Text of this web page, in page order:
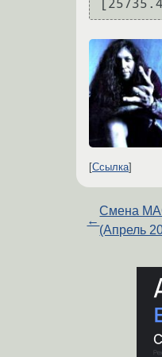
Ссылка
←
Смена
(Апрель